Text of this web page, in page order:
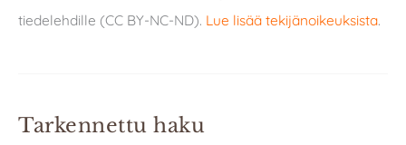
tiedelehdille (CC BY-NC-ND). Lue lisää tekijänoikeuksista.
Tarkennettu haku